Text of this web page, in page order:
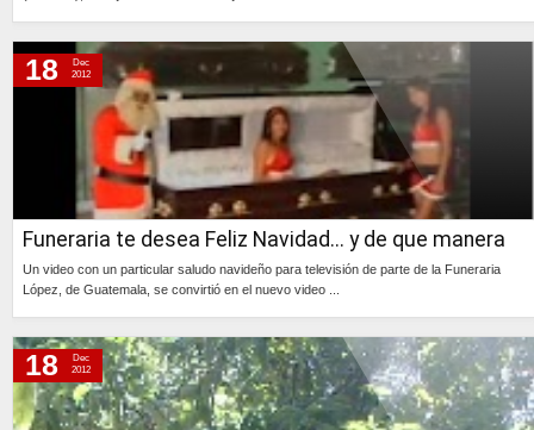
Funeraria te desea Feliz Navidad... y de que manera
Un video con un particular saludo navideño para televisión de parte de la Funeraria
López, de Guatemala, se convirtió en el nuevo video ...
18
Dec
2012
18
Dec
2012